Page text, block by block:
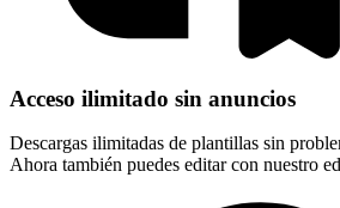
Acceso ilimitado sin anuncios
Descargas ilimitadas de plantillas sin
Ahora también puedes editar con nuestro